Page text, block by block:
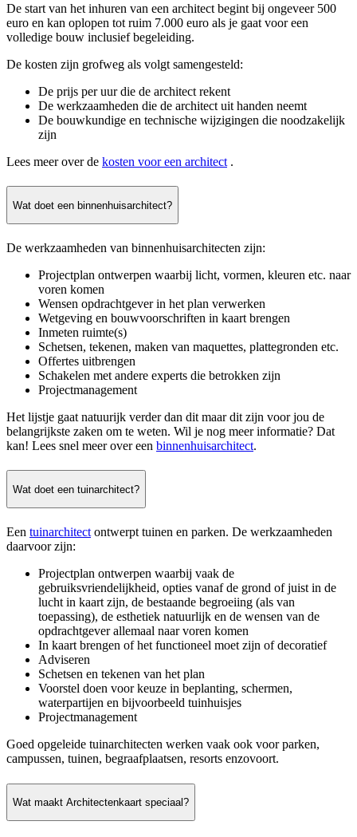
De start van het inhuren van een architect begint bij ongeveer 500
euro en kan oplopen tot ruim 7.000 euro als je gaat voor een
volledige bouw inclusief begeleiding.
De kosten zijn grofweg als volgt samengesteld:
De prijs per uur die de architect rekent
De werkzaamheden die de architect uit handen neemt
De bouwkundige en technische wijzigingen die noodzakelijk
zijn
Lees meer over de kosten voor een architect .
Wat doet een binnenhuisarchitect?
De werkzaamheden van binnenhuisarchitecten zijn:
Projectplan ontwerpen waarbij licht, vormen, kleuren etc. naar
voren komen
Wensen opdrachtgever in het plan verwerken
Wetgeving en bouwvoorschriften in kaart brengen
Inmeten ruimte(s)
Schetsen, tekenen, maken van maquettes, plattegronden etc.
Offertes uitbrengen
Schakelen met andere experts die betrokken zijn
Projectmanagement
Het lijstje gaat natuurijk verder dan dit maar dit zijn voor jou de
belangrijkste zaken om te weten. Wil je nog meer informatie? Dat
kan! Lees snel meer over een binnenhuisarchitect.
Wat doet een tuinarchitect?
Een tuinarchitect ontwerpt tuinen en parken. De werkzaamheden
daarvoor zijn:
Projectplan ontwerpen waarbij vaak de
gebruiksvriendelijkheid, opties vanaf de grond of juist in de
lucht in kaart zijn, de bestaande begroeiing (als van
toepassing), de esthetiek natuurlijk en de wensen van de
opdrachtgever allemaal naar voren komen
In kaart brengen of het functioneel moet zijn of decoratief
Adviseren
Schetsen en tekenen van het plan
Voorstel doen voor keuze in beplanting, schermen,
waterpartijen en bijvoorbeeld tuinhuisjes
Projectmanagement
Goed opgeleide tuinarchitecten werken vaak ook voor parken,
campussen, tuinen, begraafplaatsen, resorts enzovoort.
Wat maakt Architectenkaart speciaal?